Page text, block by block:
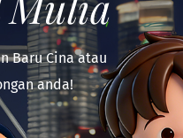
Baru Cina atau
anda!